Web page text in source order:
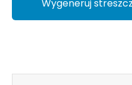
Wygeneruj